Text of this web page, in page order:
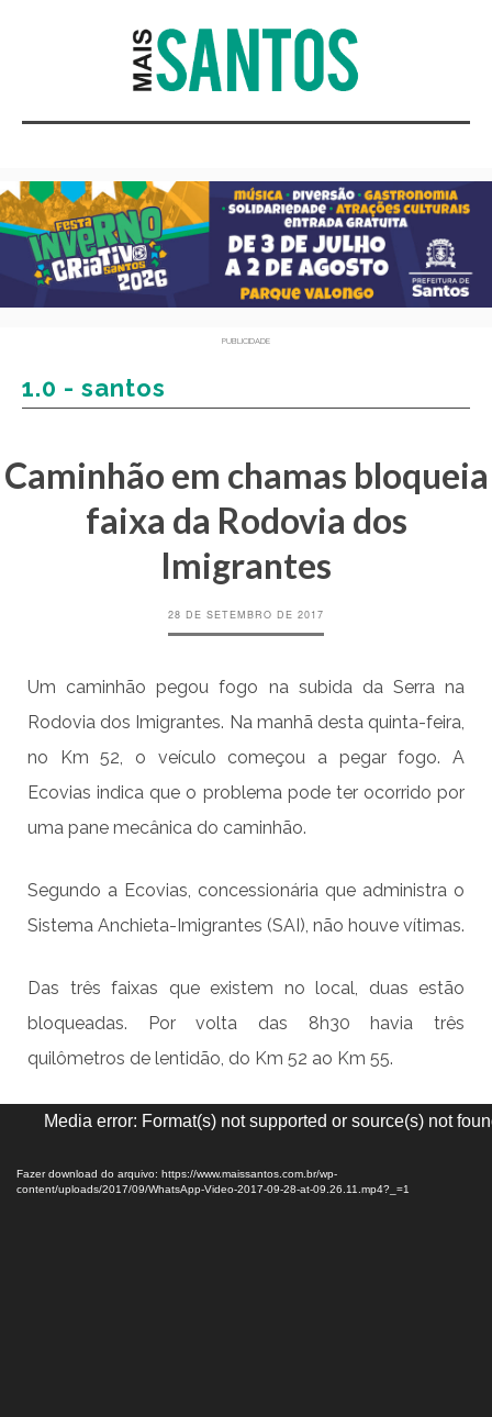
PUBLICIDADE
1.0 - santos
Caminhão em chamas bloqueia
faixa da Rodovia dos
Imigrantes
28 DE SETEMBRO DE 2017
Um caminhão pegou fogo na subida da Serra na
Rodovia dos Imigrantes. Na manhã desta quinta-feira,
no Km 52, o veículo começou a pegar fogo. A
Ecovias indica que o problema pode ter ocorrido por
uma pane mecânica do caminhão.
Segundo a Ecovias, concessionária que administra o
Sistema Anchieta-Imigrantes (SAI), não houve vítimas.
Das três faixas que existem no local, duas estão
bloqueadas. Por volta das 8h30 havia três
quilômetros de lentidão, do Km 52 ao Km 55.
TocadorMedia error: Format(s) not supported or source(s) not
Fazer download do arquivo: https://www.maissantos.com.br/wp-
content/uploads/2017/09/WhatsApp-Video-2017-09-28-at-09.26.11.mp4?_=1